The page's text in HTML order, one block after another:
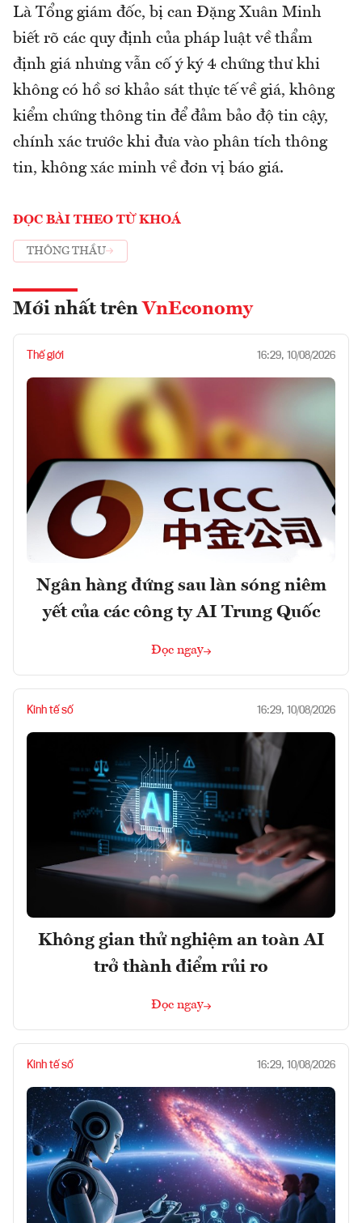
Là Tổng giám đốc, bị can Đặng Xuân Minh
biết rõ các quy định của pháp luật về thẩm
định giá nhưng vẫn cố ý ký 4 chứng thư khi
không có hồ sơ khảo sát thực tế về giá, không
kiểm chứng thông tin để đảm bảo độ tin cậy,
chính xác trước khi đưa vào phân tích thông
tin, không xác minh về đơn vị báo giá.
ĐỌC BÀI THEO TỪ KHOÁ
THÔNG THẦU
Mới nhất trên VnEconomy
Thế giới 16:29, 10/08/2026
Ngân hàng đứng sau làn sóng niêm
yết của các công ty AI Trung Quốc
Đọc ngay
Kinh tế số 16:29, 10/08/2026
Không gian thử nghiệm an toàn AI
trở thành điểm rủi ro
Đọc ngay
Kinh tế số 16:29, 10/08/2026